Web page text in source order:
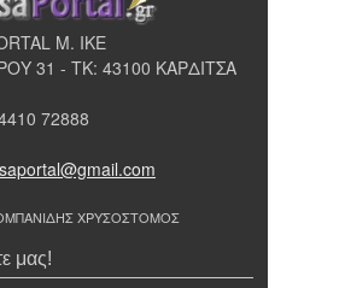
Μ. ΙΚΕ
31 - ΤΚ: 43100 ΚΑΡΔΙΤΣΑ
72888
ΧΡΥΣΟΣΤΟΜΟΣ
μας!